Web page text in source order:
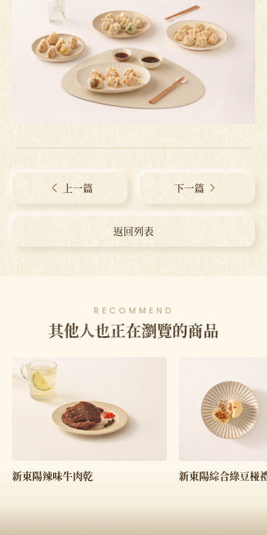
上一篇
返回列表
下一篇
RECOMMEND
其他人也正在瀏覽的商品
新東陽辣味牛肉乾 新東陽綜合綠豆椪